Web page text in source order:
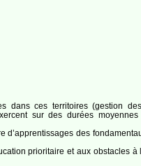
dans ces territoires (gestion
sur des durées
des
prioritaire et aux obstacles